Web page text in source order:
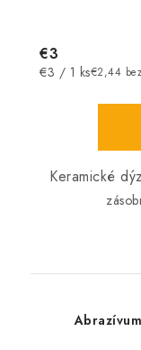
€2,44
€3
Jednotková
€3 / 1 ks
Keramické